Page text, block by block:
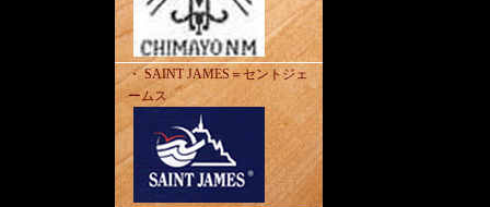
・ SAINT JAMES＝セントジェ
ームス